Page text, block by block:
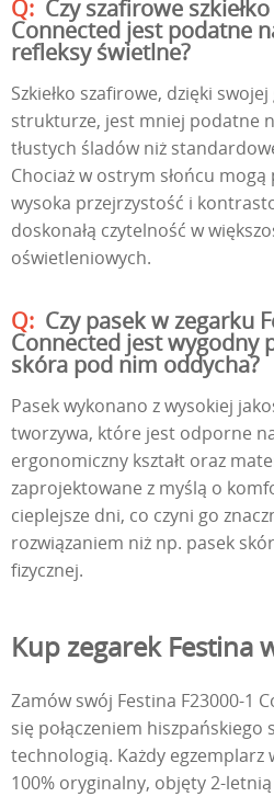
Czy szafirowe
Connected jest podatne
refleksy świetlne?
Szkiełko szafirowe, dzięki
strukturze, jest mniej podatne
tłustych śladów niż
Chociaż w ostrym słońcu
wysoka przejrzystość i
doskonałą czytelność w
oświetleniowych.
Czy pasek w zegarku
Connected jest wygodny
skóra pod nim oddycha?
Pasek wykonano z wysokiej
tworzywa, które jest odporne
ergonomiczny kształt oraz
zaprojektowane z myślą o
cieplejsze dni, co czyni go
rozwiązaniem niż np. pasek
fizycznej.
Kup zegarek Festina
Zamów swój Festina F23000-1
się połączeniem
technologią. Każdy egzemplarz
100% oryginalny, objęty 2-